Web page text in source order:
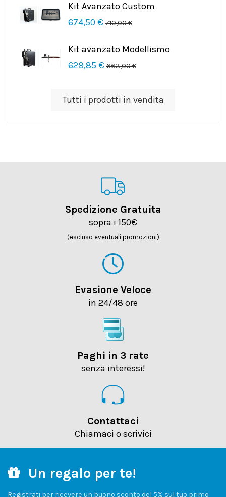
Kit Avanzato Custom
674,50 € 710,00 €
Kit avanzato Modellismo
629,85 € 663,00 €
Tutti i prodotti in vendita
Spedizione Gratuita
sopra i 150€
(escluso eventuali promozioni)
Evasione Veloce
in 24/48 ore
Paghi in 3 rate
senza interessi!
Contattaci
Chiamaci o scrivici
Un regalo per te!
Registrati per ricevere un buono sconto del 5% sul tuo primo